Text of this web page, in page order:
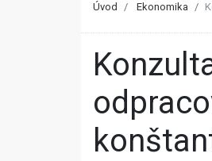
Úvod Ekonomika
Konzultant by musel denne na Rašiho ministerstve